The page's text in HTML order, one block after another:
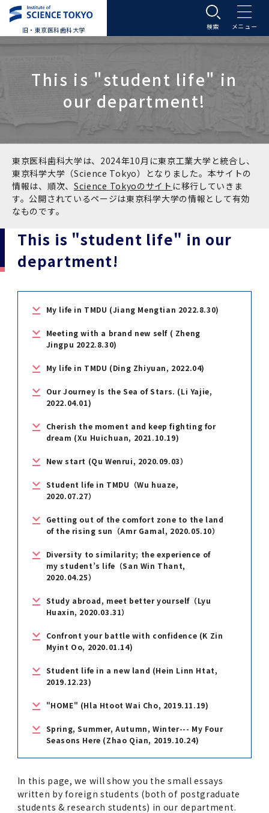
旧・東京医科歯科大学
大学案内トップ
学長メッセージ
基本理念・沿革
基本理念・沿革トップ
沿革
建物沿革
歴代校長及び学長
ブランド
東京医科歯科大学の特色
学問と教育の聖地 湯島に建つ東京医科歯科大
教育について
研究について
医療について
東京医科歯科大学の誓い
世界大学ランキング
アクセストップ
キャンパスマップ
運営組織
運営組織トップ
大学組織一覧
副学長
理事･監事
役員会
経営協議会
教育研究評議会
学長選考・監察会議
広報誌・刊行物
広報誌・刊行物トップ
大学紹介動画トップ
大学紹介動画
キャンパスライフ編
留学制度編
多職種連携教育編
学長×医学部学生懇談
学長×歯学部学生懇談
東京医科歯科大学の歴史
大学概要（冊子）
統合報告書
広報誌
広報誌トップ
広報誌「Bloom! 医科歯科大」
英語版広報誌「TMDU ANNUAL NEWS」
学内向け広報誌「TMDUニュース」
医歯大ひろば
大学案内 【受験生向け】（冊子）
写真で綴る 東京医科歯科大学
写真で綴る 東京医科歯科大学トップ
第1回『学びの地』
第2回『教育 講義・実習の軌跡』
第3回『知と癒しの匠の創造者たち』
クラウドファンディング実施プロジェクト一覧
大学の計画と評価
大学評価の制度について
大学評価の制度についてトップ
概説
１．国立大学法人評価
２．大学認証評価
３．自己点検・評価
1-1．第４期中期目標・中期計画等について【6
年間】
1-1．第４期中期目標・中期計画等について【6
年間】トップ
第１期 中期目標・中期計画等について
第２期 中期目標・中期計画等について
第３期中期目標・中期計画等について
1-2.年度計画・年度評価等について【第1期～
第3期】
1-2.年度計画・年度評価等について【第1期～
（第１期中期目標期間中）年度計画、年度評価
等について
（第３期中期目標期間中）年度計画・年度評価
等について
2．認証評価
3．自己点検・評価
4．指定国立大学法人構想に関する進捗状況に
ついて
関連リンク先
四大学連合
四大学連合トップ
四大学連合憲章等
四大学連合憲章等トップ
四大学連合憲章
「大学院学生の教育研究交流」に関する協定書
「大学院学生の教育研究交流」に関する実施細
「複合領域コース｣｢編入学｣及び｢複数学士号｣
に関する協定書
及び「複数学士号」に関する実施細目
複合領域コース(四大学共通)
複合領域コース(四大学共通)トップ
複合領域コースについて
各複合領域コースの概要
編入学制度について（複数学士号）
複合領域コース（東京医科歯科大学）
三大学連合（外部サイト）
医療管理政策学（MMA）コース（東京医科歯科
大学）
情報公開・個人情報
情報公開・個人情報トップ
情報公開制度
個人情報保護制度
統合報告書
法定公開情報
統計データ
土地・建物及び所在地／関係施設位置図
東京医科歯科大学規則集
その他の情報公開
研究不正の防止
教育等の情報
東京医科歯科大学ＳＤＧｓ推進宣言
男性職員の育児休業等取得推進宣言
ダイバーシティ
ダイバーシティトップ
東京医科歯科大学ダイバーシティ＆インクルー
ジョン推進宣言等
東京医科歯科大学ダイバーシティ＆インクルー
ジョン推進宣言等トップ
ジョン推進宣言／基本方針／アクション・プラ
女性活躍推進法による一般事業主行動計画
次世代育成支援対策推進法による一般事業主行
動計画
女性の活躍推進に向けた取り組み
ダイバーシティ・インクルージョン室
わくわく保育園（学内保育施設）
障がいのある学生のサポートについて
コンプライアンス・ハラスメント
コンプライアンス・ハラスメントトップ
ハラスメントへの対応について
公益通報について
入学案内
入学案内トップ
大学案内
学部受験生向け「大学案内」（冊子）
学部入学案内トップ
アドミッション・ポリシー
入試制度
学部入試の変更点（予告）
入試データ
これまでの学部入試変更点
学部などについて
学部などについてトップ
ILA国府台
医学部
歯学部
生体材料工学研究所
難治疾患研究所
国際交流サイト
研究情報サイト
研究テーマ検索システム
学生生活などについて
学生生活などについてトップ
授業料・入学料・検定料
奨学金について
入学料・授業料の免除・徴収猶予について
アルバイトについて
学生寮について
アパート等の紹介
学生保険制度について
卒業後の進路データ
サークル紹介
留学について
イベント
イベントトップ
オープンキャンパス
医学部医学科サマープログラム
歯学部サマープログラム
オンライン個別進学相談
地域特別枠推薦選抜説明会
入試説明会
キャンパス見学 ※現在は受け付けておりませ
キャンパス紹介
資料請求
合格発表
試験問題及び解答例等の公表
大学院入学案内
大学院入学案内トップ
募集要項
医歯学総合研究科
保健衛生学研究科
FAQ
医歯学総合研究科博士課程 国際連携専攻（ジ
WEB出願
アドミッション・ポリシー
過去の試験問題・入試データ
TOEFL-ITP試験結果（スコアレポート）の返
却について
大学院入学希望者向け入試説明会
学費・入学金・奨学金についてトップ
奨学金について
入学料・授業料の免除・徴収猶予について
大学院医歯学総合研究科生体検査科学講座
研究テーマ検索システム
お問い合わせ
聴講生・科目等履修生および大学院研究生募集
聴講生・科目等履修生および大学院研究生募集
トップ
医学部
歯学部
生体材料工学研究所
難治疾患研究所
大学院研究生
入学に関するお問い合わせ窓口
学生生活
学生生活トップ
Science Tokyo SPRING (医歯学系)
今後の博士学生向け支援制度について
令和8年度（2026年度）総合知と癒しの次世代
フロントランナー育成プログラム Science
令和7年度（2025年度）「総合知と癒しの次世
代フロントランナー育成プログラム Science
Tokyo SPRING(医歯学系)」対象学生の春募集
Post-SPRING（MD）Program for the 2026
Academic Year by Eligible Students
(*Spring admission)
Call for Applications to Science Tokyo
SPRING（MD）Program for the 2025
Academic Year by Eligible Students
(*Autumn admission)
令和７年度（２０２５年度）総合知と癒しの次
世代フロントランナー育成プログラム（医歯学
系）「Science Tokyo SPRING (医歯学系)」
（旧TMDU卓越大学院生制度）対象学生（秋入
SPRING（MD）Program for the 2024
Academic Year by Eligible Students
(*Autumn admission)
世代フロントランナー育成プログラム（医歯学
系）「Science Tokyo SPRING (医歯学系)」
Science Tokyo BOOST (医歯学系)トップ
令和8年度（2026年度）トップレベルAI研究の
ための共創型エキスパート人材育成プログラム
系）生）の募集について
令和7年度トップレベルAI研究のための共創型
エキスパート人材育成プログラム対象学生（医
歯学系-BOOST生）の募集について
令和６年度（2024年度）TMDUトップレベル
ログラム 対象学生（TMDU-BOOST生）の募
CS（クリニシャン・サイエンティスト）養成支
援制度
CS（クリニシャン・サイエンティスト）養成支
サイエンティスト）養成支援制度の募集につい
Call for Applications for the Clinician
Scientist (CS) Training Support Program
授業・カリキュラム
授業・カリキュラムトップ
四大学連合･複合領域コース
教育要項（学部シラバス）
履修要項（大学院シラバス）
保健衛生学研究科科目等履修生について
入学料・授業料・奨学金
入学料・授業料・奨学金トップ
授業料・入学料・検定料
授業料・入学料・検定料トップ
授業料・入学料・検定料
入学料・授業料免除・徴収猶予について
(Admission & Tuition
奨学金について
入学料・授業料免除・徴収猶予について
(Admission & Tuition
(Admission & Tuition
Exemption/Deferment)トップ
【2026年4月入学者】入学料免除・徴収猶予申
請について（Admission Fee
Exemption&Admission Fee Deferment）
「修学支援に対する相談窓口」を設置しまし
高等教育の修学支援制度
日本学生支援機構
財団法人・地方公共団体等奨学金
2025年度国立大学臨床検査学系博士後期課程
留学情報
学生生活サポート
学生生活サポートトップ
アルバイトについて
アパート等の紹介
学生保険制度について
国民年金について
学生相談窓口
ピアサポーター
証明書関係
医学部在学生
修学上の支援について
令和７年度（２０２５年度）新入生向けPC購
入推奨仕様書
各種支援制度
就職・キャリア支援
就職・キャリア支援トップ
企業・官公庁・医療機関の皆様へ
在学生向け
在学生向けトップ
学校推薦・求人情報について
学内就職支援イベント
就職支援サイトリンク集
新型コロナウイルス感染症に伴うお知らせ
卒業後の進路及び卒業者数
サークル・学園祭
サークル・学園祭トップ
お茶の水祭
施設利用
施設利用トップ
保健管理センター
学生・女性支援センター
わくわく保育園
ボランティア
情報システム
台風等の自然災害や交通機関運休による休講措
置（湯島地区）Class Cancellation Measures
due to Natural Disasters, such as
Cancellation (for the Yushima area)
新入学の大学院生へ To New Graduate
Students
教育研究組織等
教育研究組織等トップ
教育理念トップ
ポリシー
ポリシートップ
医学部（医学科･保健衛生学科）
歯学部（歯学科･口腔保健学科）
大学院医歯学総合研究科
大学院保健衛生学研究科
医学部（医学科･保健衛生学科）
医学部（医学科･保健衛生学科）トップ
医学科
保健衛生学科 【看護学専攻】
保健衛生学科 【検査技術学専攻】
歯学部（歯学科･口腔保健学科）
歯学部（歯学科･口腔保健学科）トップ
歯学科
口腔保健学科【口腔保健衛生学専攻】
口腔保健学科【口腔保健工学専攻】
大学院医歯学総合研究科
大学院医歯学総合研究科トップ
修士課程 医歯理工保健学専攻
修士課程 医歯理工保健学専攻【医療管理政策
学（MMA）コース】
博士課程 医歯学専攻
博士課程 生命理工医療科学専攻
大学院保健衛生学研究科
大学院保健衛生学研究科トップ
博士課程看護先進科学専攻
博士課程共同災害看護学専攻
医学部（医学科･保健衛生学科）
歯学部（歯学科･口腔保健学科）
教養部
教養部トップ
公開講座・公開シンポジウム・講演会等のお知
ILA国府台担当教員一覧
大学院医歯学総合研究科
大学院医歯学総合研究科トップ
修士課程 医歯理工保健学専攻
修士課程 医歯理工保健学専攻トップ
分野構成
医歯学総合研究科修士課程履修要項（シラバ
修士課程 医歯理工保健学専攻【医療管理政策
学（MMA）コース】
修士課程 医歯理工保健学専攻 グローバルヘル
スリーダー養成 (MPH) コース
博士課程 医歯学専攻
博士課程 医歯学専攻トップ
概要
分野構成
医歯学総合研究科博士課程医歯学系専攻履修要
項（シラバス）
博士課程 国際連携専攻（ジョイント・ディグリ
ー・プログラム：JDP）
博士課程 生命理工医療科学専攻
博士課程 生命理工医療科学専攻トップ
概要
分野構成
医歯学総合研究科博士課程生命理工学系専攻履
修要項（シラバス）
履修要項（大学院シラバス）
年報
年報トップ
2024年（25.7MB）
統合教育機構学務企画課
セミナー・特別講義
大学院保健衛生学研究科
大学院保健衛生学研究科トップ
研究科長挨拶
教育研究分野組織、指導教員研究内容
教育研究分野組織、指導教員研究内容トップ
看護先進科学専攻
履修要項（大学院シラバス）保健衛生学研究科
５大学災害看護コンソーシアム履修の手引き
統合教育機構学務企画課
設置計画履行状況報告書
2024年（PDF：5.4MB）
寄附講座・寄附部門一覧
ジョイントリサーチ講座・ジョイントリサーチ
部門一覧
生体材料工学研究所
難治疾患研究所
高等研究院
大学病院
大学病院トップ
医科（医系診療部門）
スポーツサイエンス機構
M&Dデータ科学センター
統合教育機構トップ
医学・歯学分野における数理・データサイエン
ス・AI教育開発事業
統合研究機構・統合イノベーション機構
統合研究機構・統合イノベーション機構トップ
オープンイノベーションセンター
大学病院
医科（医系診療部門）
歯科（歯系診療部門）
研究・連携トップ
外部資金
外部資金トップ
研究費獲得支援
産学官連携
e-Rad 府省共通研究開発管理システム(外部サ
科研費電子申請システム(外部サイト)
研究助成金
AMED研究費の年間公募スケジュール(学内専
GAPファンド等の公募
研究手続き
研究手続きトップ
倫理審査申請システム
利益相反申告システム(学外利用時VPN必要)
臨床研究審査委員会申請システム
実験計画書のWeb申請システム(学外利用時
VPN必要)
倫理審査手続きについて
各種実験手続き例(学内専用)
研究に必要な講習会等
ES細胞/iPS細胞を使用する実験(学内専用)
各種委員会関係(学内専用)
研究活動
研究活動トップ
研究情報データベース
機関リポジトリ
研究テーマ検索
research map
プレスリリース
青い鳥広場(学内専用)
研究組織
研究組織トップ
若手研究者支援センター（YISC）
重点研究領域
統合研究機構・統合イノベーション推進機構
オープンイノベーションセンター
各種センター
高等研究院
取り組み・規制
取り組み・規制トップ
研究不正の防止
研究不正等の公表について
剽窃チェックツール(学内専用)
安全保障輸出管理(学内専用)
利益相反
臨床研究法における臨床研究の利益相反管理に
ついて
ヒトES細胞倫理審査委員会
利益相反に関する説明会資料(ダウンロード)(学
内専用)
事務部
事務部トップ
各種お問い合わせ先(事務部)
国際交流
受験生 在学生
卒業生
企業・研究者・一般の方
病院をご利用の方
アクセス
This is "student life" in
our department!
東京医科歯科大学は、2024年10月に東京工業大学と統合し、
東京科学大学（Science Tokyo）となりました。本サイトの
情報は、順次、 Science Tokyoのサイト に移行していきま
す。公開されているページは東京科学大学の情報として有効
なものです。
This is "student life" in our
department!
My life in TMDU (Jiang Mengtian 2022.8.30)
Meeting with a brand new self ( Zheng
Jingpu 2022.8.30)
My life in TMDU (Ding Zhiyuan, 2022.04)
Our Journey Is the Sea of Stars. (Li Yajie,
2022.04.01)
Cherish the moment and keep fighting for
dream (Xu Huichuan, 2021.10.19)
New start (Qu Wenrui, 2020.09.03）
Student life in TMDU（Wu huaze,
2020.07.27）
Getting out of the comfort zone to the land
of the rising sun（Amr Gamal, 2020.05.10）
Diversity to similarity; the experience of
my student’s life（San Win Thant,
2020.04.25）
Study abroad, meet better yourself（Lyu
Huaxin, 2020.03.31）
Confront your battle with confidence (K Zin
Myint Oo, 2020.01.14)
Student life in a new land (Hein Linn Htat,
2019.12.23)
"HOME" (Hla Htoot Wai Cho, 2019.11.19)
Spring, Summer, Autumn, Winter--- My Four
Seasons Here (Zhao Qian, 2019.10.24)
In this page, we will show you the small essays
written by foreign students (both of postgraduate
students & research students) in our department.